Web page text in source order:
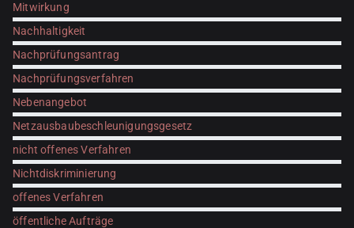
Mitwirkung
Nachhaltigkeit
Nachprüfungsantrag
Nachprüfungsverfahren
Nebenangebot
Netzausbaubeschleunigungsgesetz
nicht offenes Verfahren
Nichtdiskriminierung
offenes Verfahren
öffentliche Aufträge